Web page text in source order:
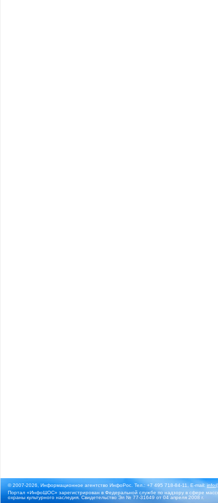
© 2007-2026, Информационное агентство ИнфоРос. Тел.: +7 495 718-84-11, E-mail:
Портал «ИнфоШОС» зарегистрирован в Федеральной службе по надзору в сфере
охраны культурного наследия. Свидетельство Эл № 77-31649 от 04 апреля 2008 г.